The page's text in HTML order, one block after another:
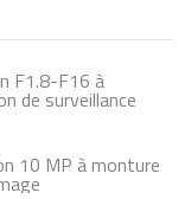
F1.8-F16 à
de surveillance
10 MP à monture